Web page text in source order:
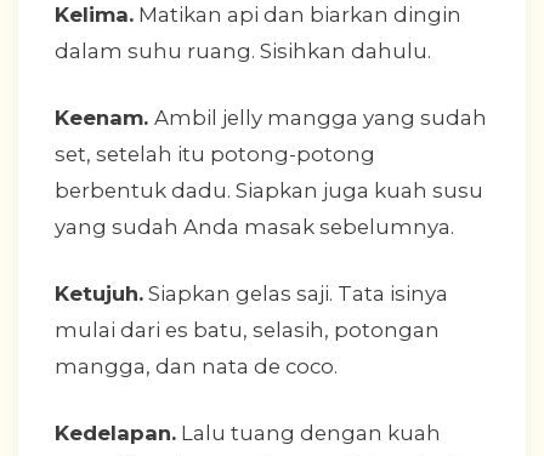
Kelima. Matikan api dan biarkan dingin
dalam suhu ruang. Sisihkan dahulu.
Keenam. Ambil jelly mangga yang sudah
set, setelah itu potong-potong
berbentuk dadu. Siapkan juga kuah susu
yang sudah Anda masak sebelumnya.
Ketujuh. Siapkan gelas saji. Tata isinya
mulai dari es batu, selasih, potongan
mangga, dan nata de coco.
Kedelapan. Lalu tuang dengan kuah